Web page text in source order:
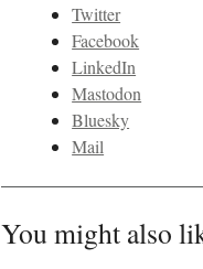
Twitter
Facebook
LinkedIn
Mastodon
Bluesky
Mail
You might also